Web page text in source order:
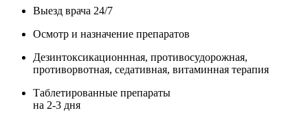
Выезд врача 24/7
Осмотр и назначение препаратов
Дезинтоксикационнная, противосудорожная,
противорвотная, седативная, витаминная терапия
Таблетированные препараты
на 2-3 дня